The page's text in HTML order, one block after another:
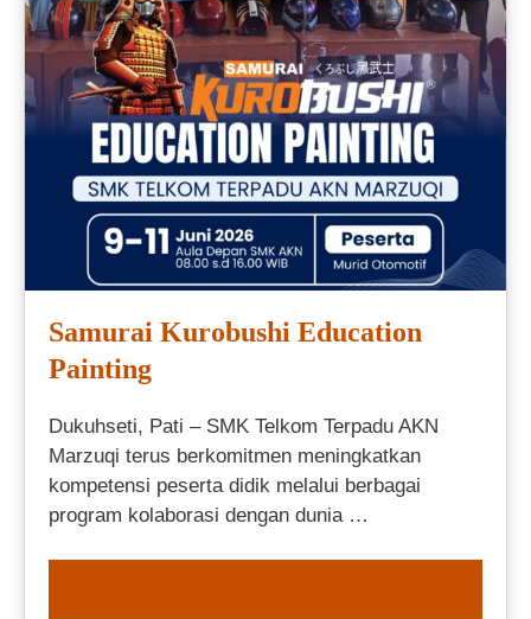
Samurai Kurobushi Education
Painting
Dukuhseti, Pati – SMK Telkom Terpadu AKN
Marzuqi terus berkomitmen meningkatkan
kompetensi peserta didik melalui berbagai
program kolaborasi dengan dunia …